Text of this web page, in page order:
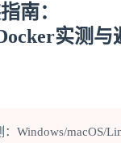
南：
实测与
Windows/macOS/